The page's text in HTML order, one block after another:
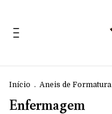
Início . Aneis de Formatura
Enfermagem